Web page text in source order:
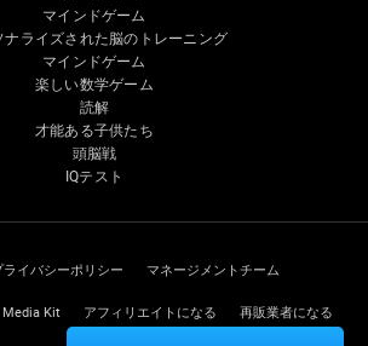
マインドゲーム
ナライズされた脳のトレーニング
マインドゲーム
楽しい数学ゲーム
読解
才能ある子供たち
頭脳戦
IQテスト
ライバシーポリシー マネージメントチーム
Media Kit アフィリエイトになる 再販業者になる